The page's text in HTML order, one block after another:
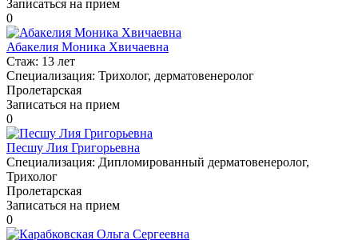
Записаться на прием
0
Абакелия Моника Хвичаевна
Стаж: 13 лет
Специализация: Трихолог, дерматовенеролог
Пролетарская
Записаться на прием
0
Песшу Лия Григорьевна
Специализация: Дипломированный дерматовенеролог,
Трихолог
Пролетарская
Записаться на прием
0